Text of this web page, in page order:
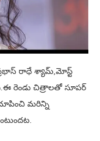
రాధే శ్యామ్,మోస్ట్
రెండు చిత్రాలతో సూపర్
మరిన్ని